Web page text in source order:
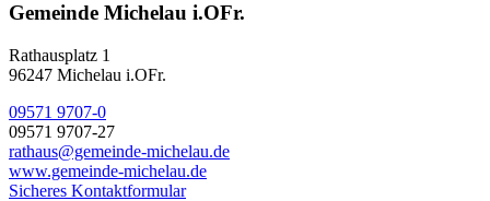
Gemeinde Michelau i.OFr.
Rathausplatz 1
96247 Michelau i.OFr.
09571 9707-0
09571 9707-27
rathaus@gemeinde-michelau.de
www.gemeinde-michelau.de
Sicheres Kontaktformular